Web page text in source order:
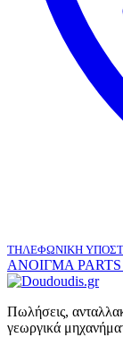
ΤΗΛΕΦΩΝΙΚΗ
ΑΝΟΙΓΜΑ PARTS
Πωλήσεις,
γεωργικά